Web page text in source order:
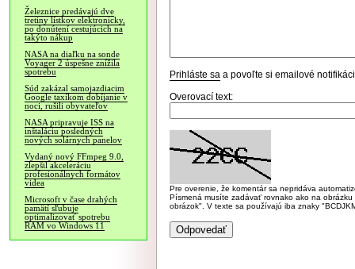
Železnice predávajú dve
tretiny lístkov elektronicky,
po donútení cestujúcich na
takýto nákup
NASA na diaľku na sonde
Voyager 2 úspešne znížila
spotrebu
Súd zakázal samojazdiacim
Google taxíkom dobíjanie v
noci, rušili obyvateľov
NASA pripravuje ISS na
inštaláciu posledných
nových solárnych panelov
Vydaný nový FFmpeg 9.0,
zlepšil akceleráciu
profesionálnych formátov
videa
Microsoft v čase drahých
pamätí sľubuje
optimalizovať spotrebu
RAM vo Windows 11
Prihláste sa a povoľte si emailové
Overovací text:
Pre overenie, že komentár sa nepridáva
Písmená musíte zadávať rovnako ako na
obrázok". V texte sa používajú iba znaky